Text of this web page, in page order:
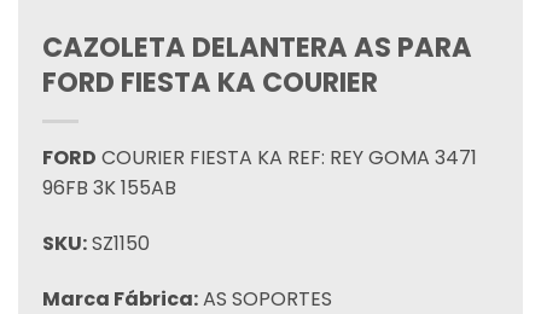
CAZOLETA DELANTERA AS PARA
FORD FIESTA KA COURIER
FORD COURIER FIESTA KA REF: REY GOMA 3471
96FB 3K 155AB
SKU:SZ1150
Marca Fábrica:AS SOPORTES